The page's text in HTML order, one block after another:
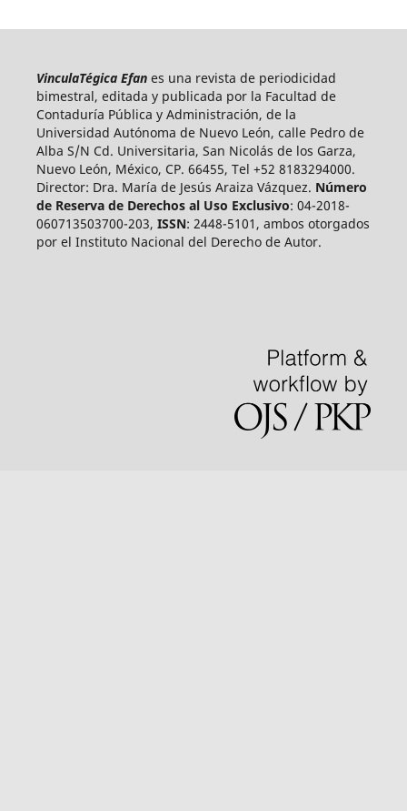
VinculaTégica Efanes una revista de periodicidad
bimestral, editada y publicada por la Facultad de
Contaduría Pública y Administración, de la
Universidad Autónoma de Nuevo León, calle Pedro de
Alba S/N Cd. Universitaria, San Nicolás de los Garza,
Nuevo León, México, CP. 66455, Tel +52 8183294000.
Director: Dra. María de Jesús Araiza Vázquez. Número
de Reserva de Derechos al Uso Exclusivo: 04-2018-
060713503700-203, ISSN: 2448-5101, ambos otorgados
por el Instituto Nacional del Derecho de Autor.